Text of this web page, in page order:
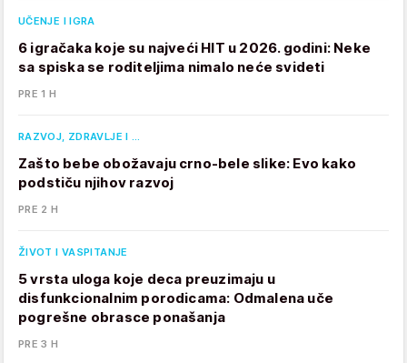
UČENJE I IGRA
6 igračaka koje su najveći HIT u 2026. godini: Neke
sa spiska se roditeljima nimalo neće svideti
PRE 1 H
RAZVOJ, ZDRAVLJE I …
Zašto bebe obožavaju crno-bele slike: Evo kako
podstiču njihov razvoj
PRE 2 H
ŽIVOT I VASPITANJE
5 vrsta uloga koje deca preuzimaju u
disfunkcionalnim porodicama: Odmalena uče
pogrešne obrasce ponašanja
PRE 3 H